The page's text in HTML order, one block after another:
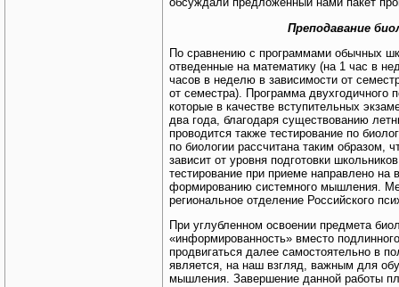
Преподавание
По сравнению с программами обычных
отведенные на математику (на 1 час в
часов в неделю в зависимости от
от семестра). Программа двухгодичного
которые в качестве вступительных
два года, благодаря существованию
проводится также тестирование по
по биологии рассчитана таким образом,
зависит от уровня подготовки
тестирование при приеме направлено
формированию системного мышления.
региональное отделение Российского
При углубленном освоении предмета
«информированность» вместо
продвигаться далее самостоятельно в
является, на наш взгляд, важным для
мышления. Завершение данной работы